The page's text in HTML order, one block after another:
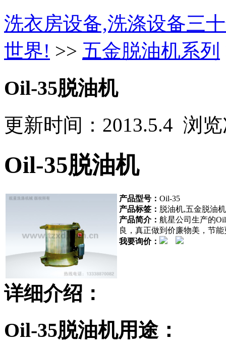
洗衣房设备,洗涤设备三
世界! >> 五金脱油机系列
Oil-35脱油机
更新时间：2013.5.4 浏
Oil-35脱油机
产品型号： Oil-35
产品标签： 脱油机,五金脱油机
产品简介： 航星公司生产的
良，真正做到价廉物美，节能
我要询价：
详细介绍：
Oil-35脱油机用途：